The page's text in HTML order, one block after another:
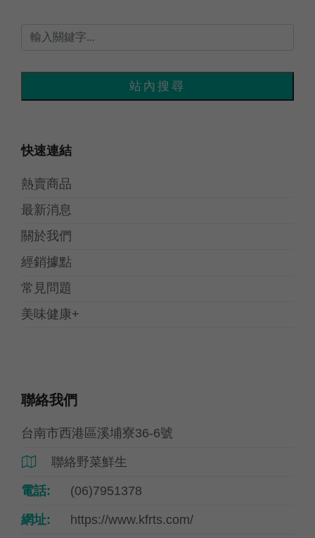
快速連結
熱賣商品
最新消息
關於我們
經銷據點
常見問題
美味健康+
聯絡我們
台南市西港區溪埔寮36-6號
 聯絡野菜鮮生
電話: (06)7951378
網址: https://www.kfrts.com/